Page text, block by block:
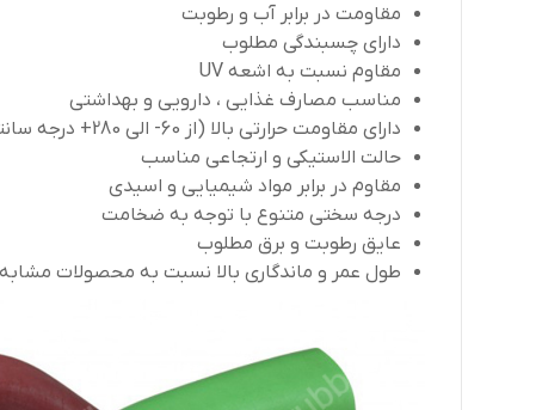
مقاومت در برابر آب و رطوبت
دارای چسبندگی مطلوب
مقاوم نسبت به اشعه UV
مناسب مصارف غذایی ، دارویی و بهداشتی
دارای مقاومت حرارتی بالا (از 60- الی 280+ درجه سانتی گراد)
حالت الاستیکی و ارتجاعی مناسب
مقاوم در برابر مواد شیمیایی و اسیدی
درجه سختی متنوع با توجه به ضخامت
عایق رطوبت و برق مطلوب
طول عمر و ماندگاری بالا نسبت به محصولات مشابه